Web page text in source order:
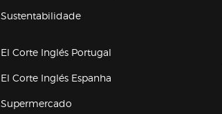
Sustentabilidade
El Corte Inglés Portugal
El Corte Inglés Espanha
Supermercado